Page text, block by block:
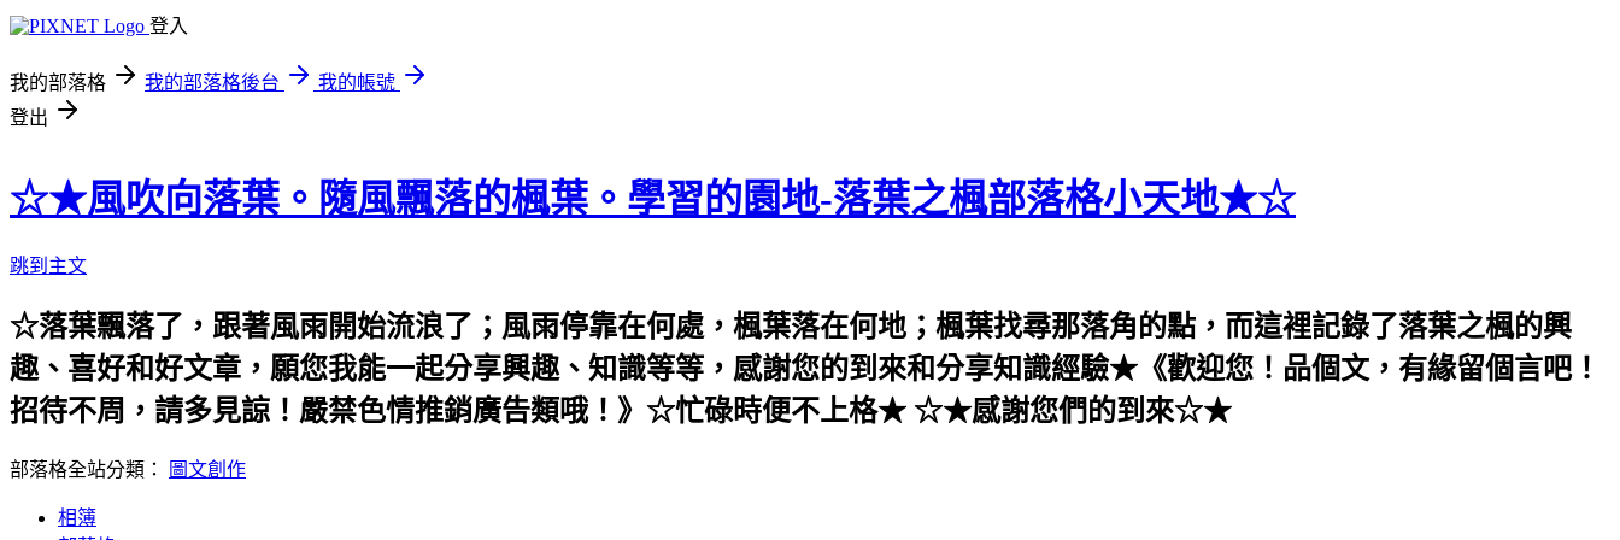
登入
我的部落格 我的部落格後台
我的帳號
登出
☆★風吹向落葉。隨風飄落的楓葉。學習的園地-落葉之楓部落格小天地★☆
跳到主文
☆落葉飄落了，跟著風雨開始流浪了；風雨停靠在何處，楓葉落在何地；楓葉找尋那落角的點，而這裡記錄了落葉之楓的興
趣、喜好和好文章，願您我能一起分享興趣、知識等等，感謝您的到來和分享知識經驗★《歡迎您！品個文，有緣留個言吧！
招待不周，請多見諒！嚴禁色情推銷廣告類哦！》☆忙碌時便不上格★ ☆★感謝您們的到來☆★
部落格全站分類： 圖文創作
相簿